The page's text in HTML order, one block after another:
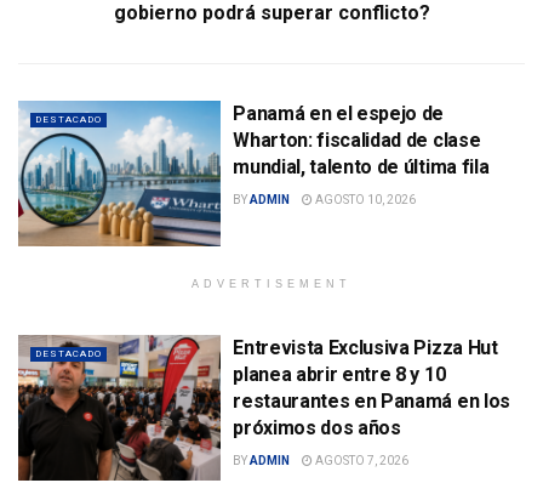
gobierno podrá superar conflicto?
DESTACADO
Panamá en el espejo de
Wharton: fiscalidad de clase
mundial, talento de última fila
BYADMIN AGOSTO 10, 2026
ADVERTISEMENT
DESTACADO
Entrevista Exclusiva Pizza Hut
planea abrir entre 8 y 10
restaurantes en Panamá en los
próximos dos años
BYADMIN AGOSTO 7, 2026